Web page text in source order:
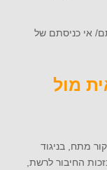
אי כניסתם של
מול
מתח, בניגוד
החיבור לרשת,